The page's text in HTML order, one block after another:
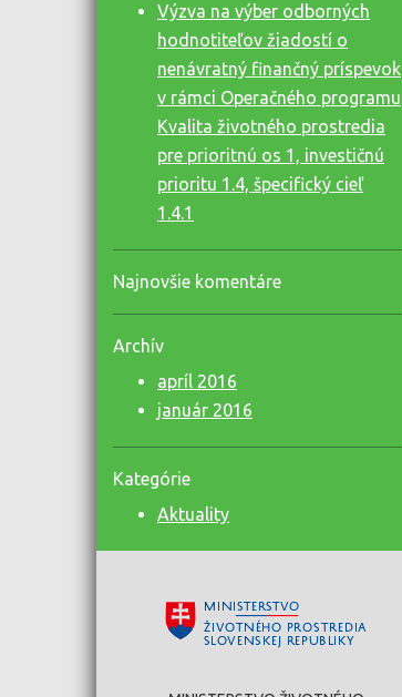
Výzva na výber odborných
hodnotiteľov žiadostí o
nenávratný finančný príspevok
v rámci Operačného programu
Kvalita životného prostredia
pre prioritnú os 1, investičnú
prioritu 1.4, špecifický cieľ
1.4.1
Najnovšie komentáre
Archív
apríl 2016
január 2016
Kategórie
Aktuality